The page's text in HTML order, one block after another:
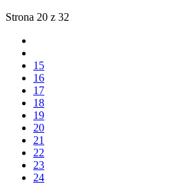
Strona 20 z 32
15
16
17
18
19
20
21
22
23
24